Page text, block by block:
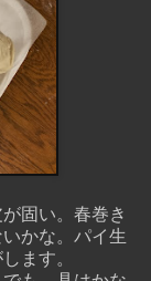
固い。春巻き
かな。パイ生
ます。